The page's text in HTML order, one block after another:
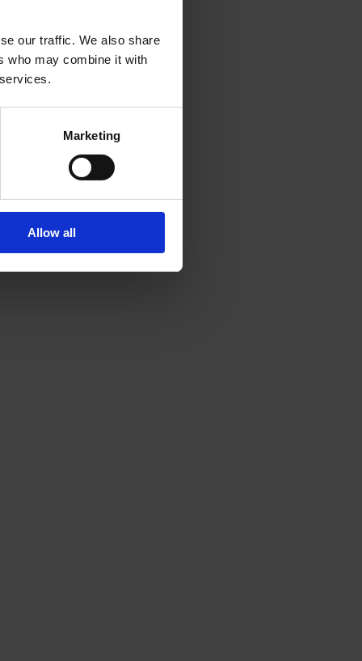
our traffic. We also share
who may combine it with
Marketing
Allow all